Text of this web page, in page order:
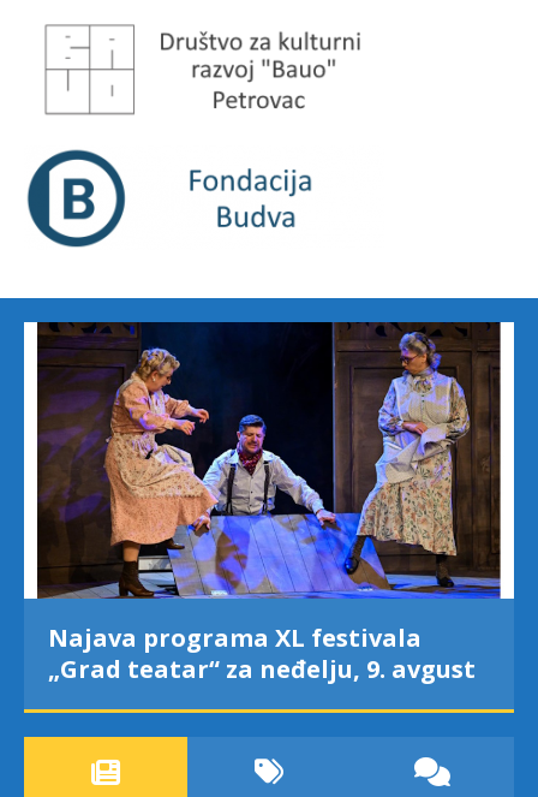
Najava programa XL festivala
„Grad teatar“ za neđelju, 9. avgust